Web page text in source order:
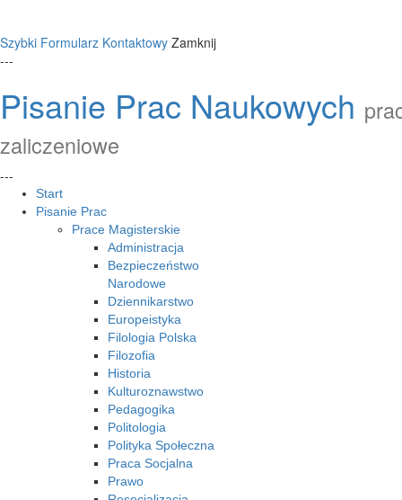
Szybki Formularz Kontaktowy Zamknij
---
Pisanie Prac Naukowych
zaliczeniowe
---
Start
Pisanie Prac
Prace Magisterskie
Administracja
Bezpieczeństwo
Narodowe
Dziennikarstwo
Europeistyka
Filologia Polska
Filozofia
Historia
Kulturoznawstwo
Pedagogika
Politologia
Polityka Społeczna
Praca Socjalna
Prawo